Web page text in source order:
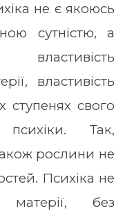
не є якоюсь
сутністю, а
властивість
ступенях свого
Так,
рослини не
Психіка не
без